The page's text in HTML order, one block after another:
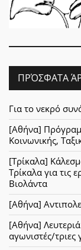
ΠΡΌΣΦΑΤΑ
Για το νεκρό
[Αθήνα]
Κοινωνικής,
[Τρίκαλα]
Τρίκαλα για τις
Βιολάντα
[Αθήνα]
[Αθήνα]
αγωνιστές/